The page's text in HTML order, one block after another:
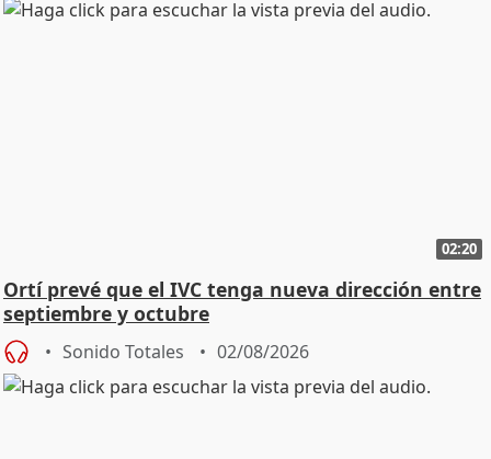
02:20
Ortí prevé que el IVC tenga nueva dirección entre
septiembre y octubre
Sonido Totales 02/08/2026